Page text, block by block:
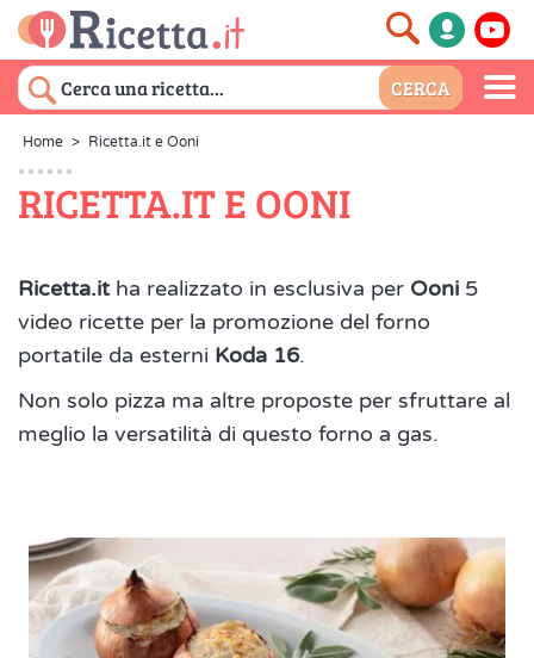
Home > Ricetta.it e Ooni
RICETTA.IT E OONI
Ricetta.itha realizzato in esclusiva per Ooni 5
video ricette per la promozione del forno
portatile da esterni Koda 16.
Non solo pizza ma altre proposte per sfruttare al
meglio la versatilità di questo forno a gas.